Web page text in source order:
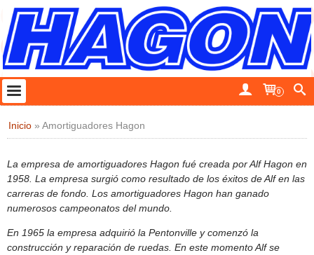
0
Inicio » Amortiguadores Hagon
La empresa de amortiguadores Hagon fué creada por Alf Hagon en
1958. La empresa surgió como resultado de los éxitos de Alf en las
carreras de fondo. Los amortiguadores Hagon han ganado
numerosos campeonatos del mundo.
En 1965 la empresa adquirió la Pentonville y comenzó la
construcción y reparación de ruedas. En este momento Alf se